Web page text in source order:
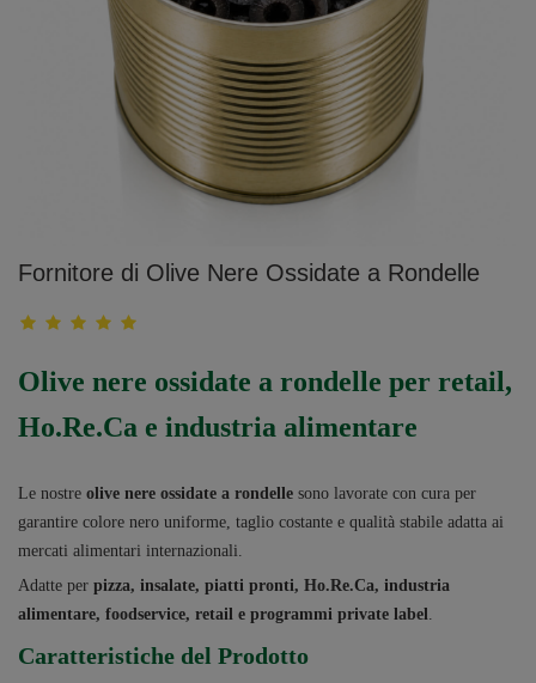
Fornitore di Olive Nere Ossidate a Rondelle
Olive nere ossidate a rondelle per retail,
Ho.Re.Ca e industria alimentare
Le nostre olive nere ossidate a rondelle sono lavorate con cura per
garantire colore nero uniforme, taglio costante e qualità stabile adatta ai
mercati alimentari internazionali.
Adatte per pizza, insalate, piatti pronti, Ho.Re.Ca, industria
alimentare, foodservice, retail e programmi private label.
Caratteristiche del Prodotto